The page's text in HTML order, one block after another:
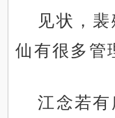
见状，
仙有很多管
江念若有